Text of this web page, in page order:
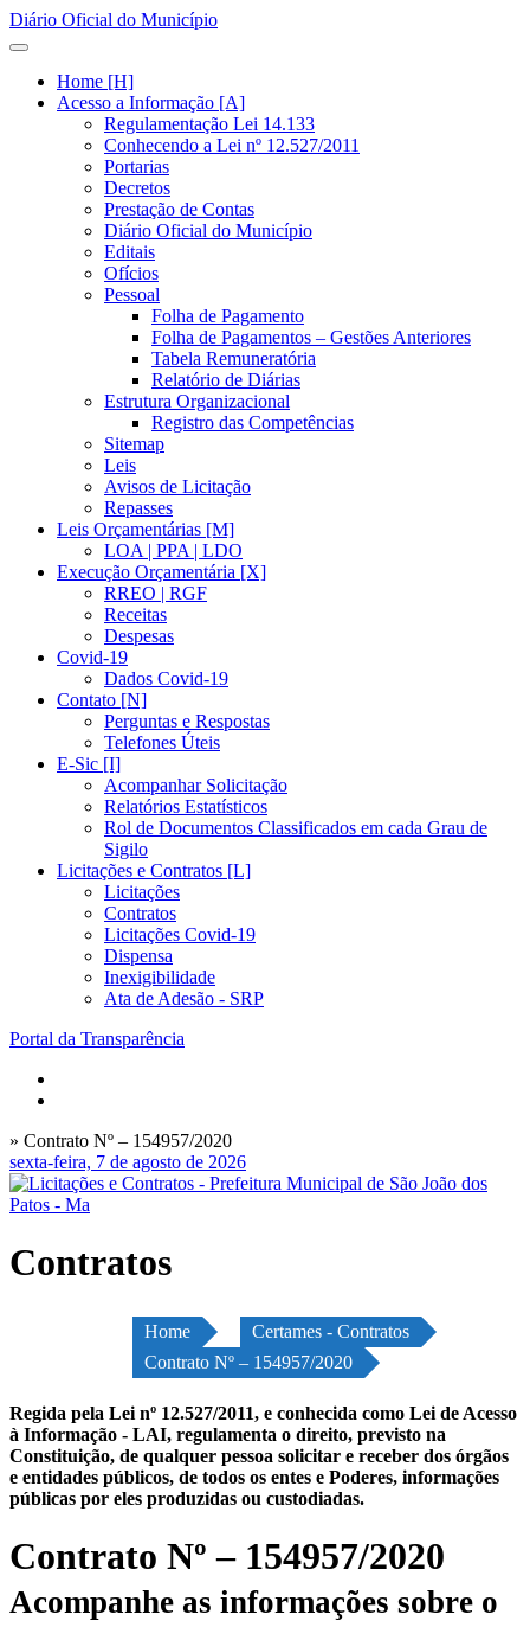
Diário Oficial do Município
Home [H]
Acesso a Informação [A]
Regulamentação Lei 14.133
Conhecendo a Lei nº 12.527/2011
Portarias
Decretos
Prestação de Contas
Diário Oficial do Município
Editais
Ofícios
Pessoal
Folha de Pagamento
Folha de Pagamentos – Gestões Anteriores
Tabela Remuneratória
Relatório de Diárias
Estrutura Organizacional
Registro das Competências
Sitemap
Leis
Avisos de Licitação
Repasses
Leis Orçamentárias [M]
LOA | PPA | LDO
Execução Orçamentária [X]
RREO | RGF
Receitas
Despesas
Covid-19
Dados Covid-19
Contato [N]
Perguntas e Respostas
Telefones Úteis
E-Sic [I]
Acompanhar Solicitação
Relatórios Estatísticos
Rol de Documentos Classificados em cada Grau de
Sigilo
Licitações e Contratos [L]
Licitações
Contratos
Licitações Covid-19
Dispensa
Inexigibilidade
Ata de Adesão - SRP
Portal da Transparência
» Contrato Nº – 154957/2020
sexta-feira, 7 de agosto de 2026
Contratos
Home
Certames - Contratos
Contrato Nº – 154957/2020
Regida pela Lei nº 12.527/2011, e conhecida como Lei de Acesso
à Informação - LAI, regulamenta o direito, previsto na
Constituição, de qualquer pessoa solicitar e receber dos órgãos
e entidades públicos, de todos os entes e Poderes, informações
públicas por eles produzidas ou custodiadas.
Contrato Nº – 154957/2020
Acompanhe as informações sobre o